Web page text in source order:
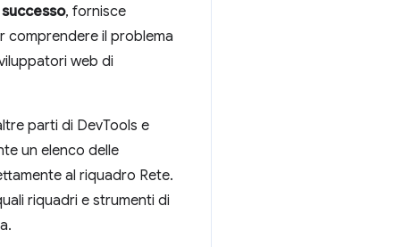
, fornisce
comprendere il problema
web di
parti di DevTools e
un elenco delle
al riquadro Rete.
riquadri e strumenti di